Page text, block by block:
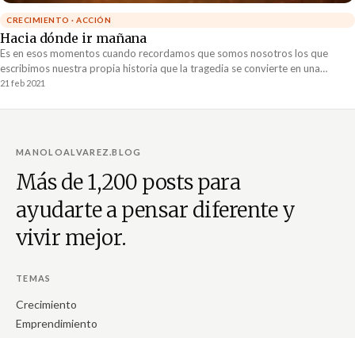
CRECIMIENTO · ACCIÓN
Hacia dónde ir mañana
Es en esos momentos cuando recordamos que somos nosotros los que
escribimos nuestra propia historia que la tragedia se convierte en una
historia heroes.
21 feb 2021
MANOLOALVAREZ.BLOG
Más de 1,200 posts para
ayudarte a pensar diferente y
vivir mejor.
TEMAS
Crecimiento
Emprendimiento